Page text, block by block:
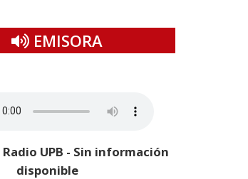
EMISORA
Radio UPB - Sin información
disponible